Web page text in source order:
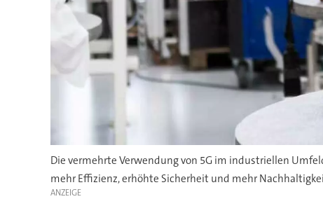
Die vermehrte Verwendung von 5G im industriellen
mehr Effizienz, erhöhte Sicherheit und mehr
ANZEIGE